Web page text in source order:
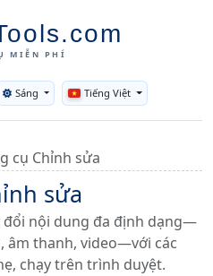
MIỄN PHÍ
Toggle theme
Sáng Tiếng Việt
cụ Chỉnh sửa
sửa
đổi nội dung đa định dạng—
âm thanh, video—với các
chạy trên trình duyệt.